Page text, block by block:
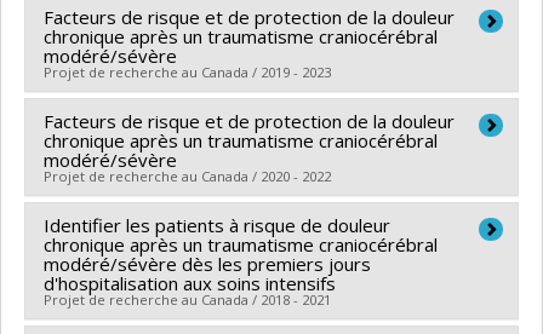
Chercheur principal : Gabrielle Pagé
Co-chercheurs : José Côté,Pierre Beaulieu,Caroline
Arbour,Michaël Chassé, Giuliano Antoniol
Jinghui Cheng
Sources de financement :FRQSC/Fonds de recherche
du Québec - Société et culture (FQRSC)
Programmes de subvention :PVXXXXXX-AUDACE
(financement partagé entre les fonds de recherche du
Québec)
Facteurs de risque et de protection de la douleur
chronique après un traumatisme craniocérébral
modéré/sévère
Projet de recherche au Canada / 2019 - 2023
Chercheur principal : Caroline Arbour
Sources de financement :FRQS/Fonds de recherche
du Québec - Santé (FRSQ)
Programmes de subvention :
PVXXXXXX-
Établissement de jeunes chercheurs Juniors 1
Facteurs de risque et de protection de la douleur
chronique après un traumatisme craniocérébral
modéré/sévère
Projet de recherche au Canada / 2020 - 2022
Chercheur principal : Caroline Arbour
Sources de financement :FRQS/Fonds de recherche
du Québec - Santé (FRSQ)
Programmes de subvention :PVXXXXXX-Crédits de
Identifier les patients à risque de douleur
chronique après un traumatisme craniocérébral
modéré/sévère dès les premiers jours
d'hospitalisation aux soins intensifs
Projet de recherche au Canada / 2018 - 2021